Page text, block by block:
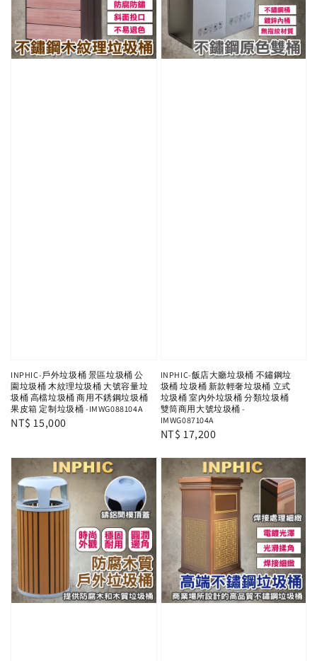
INPHIC-戶外垃圾桶 景區垃圾桶 公
園垃圾桶 木紋理垃圾桶 大號容量垃
圾桶 高檔垃圾桶 商用不銹鋼垃圾桶
果皮箱 定制垃圾桶 -IMWG088104A
Regular
NT$ 15,000
INPHIC-飯店大廳垃圾桶 不鏽鋼垃
圾桶 垃圾桶 新款輕奢垃圾桶 立式
垃圾桶 室內外垃圾桶 分類垃圾桶
雙筒商用大號垃圾桶 -
IMWG087104A
Regular
NT$ 17,200